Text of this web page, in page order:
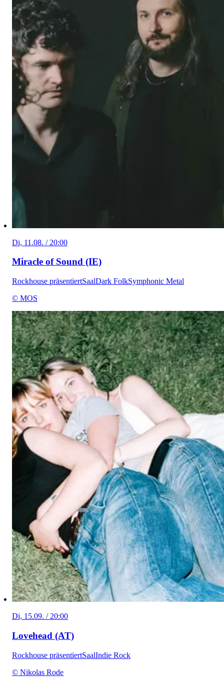
Di, 11.08. / 20:00
Miracle of Sound (IE)
Rockhouse präsentiertSaalDark FolkSymphonic Metal
© MOS
Di, 15.09. / 20:00
Lovehead (AT)
Rockhouse präsentiertSaalIndie Rock
© Nikolas Rode